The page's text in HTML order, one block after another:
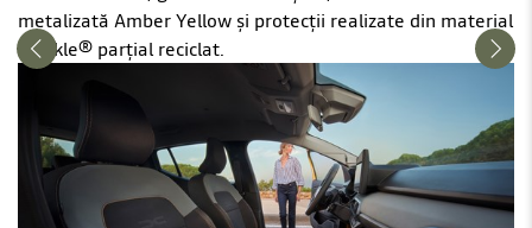
metalizată Amber Yellow și protecții realizate din material
Starkle® parțial reciclat.